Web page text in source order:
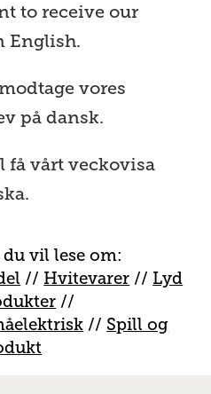
to receive our
English.
vores
på dansk.
vårt veckovisa
vil lese om:
// Hvitevarer // Lyd
//
// Spill og